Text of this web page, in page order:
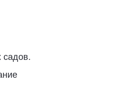
садов.